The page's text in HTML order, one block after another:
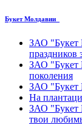
Букет Молдавии
ЗАО "Букет
праздников
ЗАО "Букет
поколения
ЗАО "Букет
На
ЗАО "Букет
твои